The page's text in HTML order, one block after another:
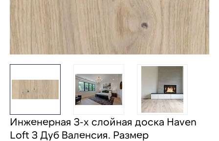
Инженерная 3-х слойная доска Haven
Loft 3 Дуб Валенсия. Размер